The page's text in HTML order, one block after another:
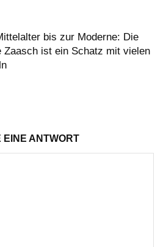
bis zur Moderne: Die
Zaasch ist ein Schatz mit vielen
EINE ANTWORT